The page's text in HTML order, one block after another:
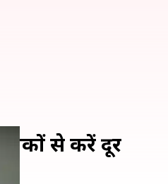
से करें दूर